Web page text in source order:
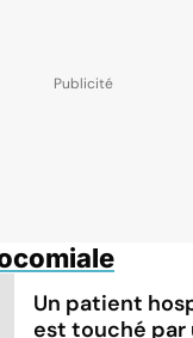
Un patient
est touché